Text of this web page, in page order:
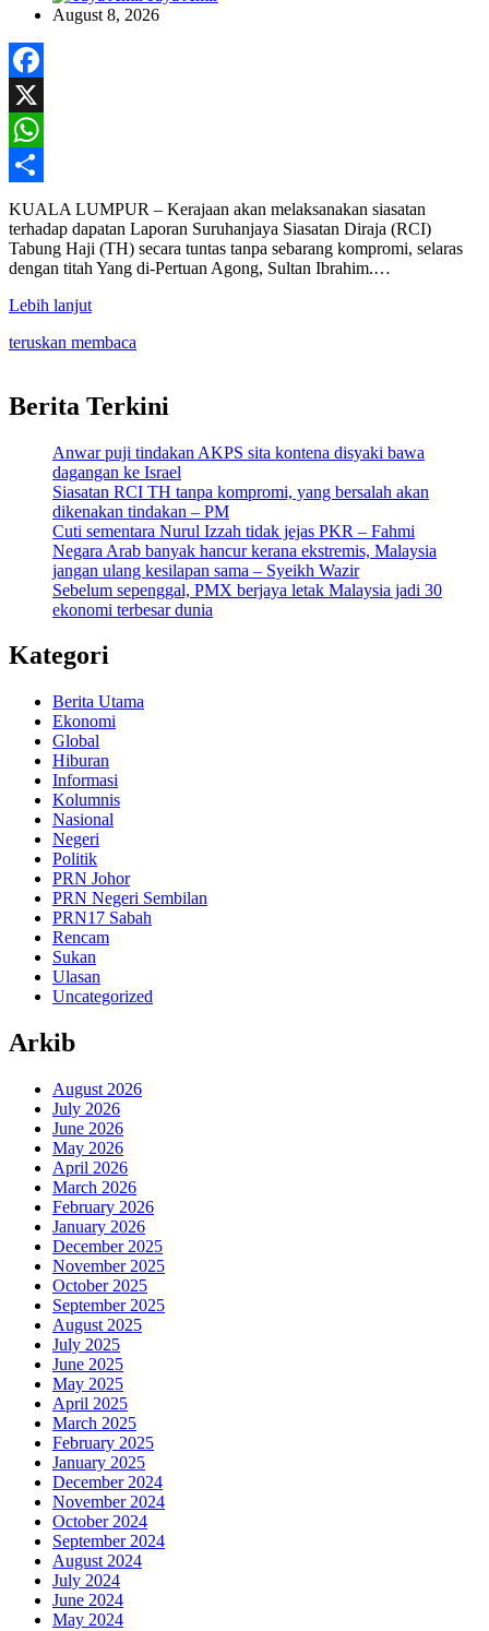
August 8, 2026
Facebook
X
WhatsApp
Share
KUALA LUMPUR – Kerajaan akan melaksanakan siasatan
terhadap dapatan Laporan Suruhanjaya Siasatan Diraja (RCI)
Tabung Haji (TH) secara tuntas tanpa sebarang kompromi, selaras
dengan titah Yang di-Pertuan Agong, Sultan Ibrahim.…
Lebih lanjut
teruskan membaca
Berita Terkini
Anwar puji tindakan AKPS sita kontena disyaki bawa
dagangan ke Israel
Siasatan RCI TH tanpa kompromi, yang bersalah akan
dikenakan tindakan – PM
Cuti sementara Nurul Izzah tidak jejas PKR – Fahmi
Negara Arab banyak hancur kerana ekstremis, Malaysia
jangan ulang kesilapan sama – Syeikh Wazir
Sebelum sepenggal, PMX berjaya letak Malaysia jadi 30
ekonomi terbesar dunia
Kategori
Berita Utama
Ekonomi
Global
Hiburan
Informasi
Kolumnis
Nasional
Negeri
Politik
PRN Johor
PRN Negeri Sembilan
PRN17 Sabah
Rencam
Sukan
Ulasan
Uncategorized
Arkib
August 2026
July 2026
June 2026
May 2026
April 2026
March 2026
February 2026
January 2026
December 2025
November 2025
October 2025
September 2025
August 2025
July 2025
June 2025
May 2025
April 2025
March 2025
February 2025
January 2025
December 2024
November 2024
October 2024
September 2024
August 2024
July 2024
June 2024
May 2024